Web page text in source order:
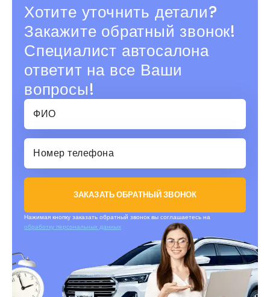
Хотите уточнить детали?
Закажите обратный звонок!
Специалист автосалона
ответит на все Ваши
вопросы!
ЗАКАЗАТЬ ОБРАТНЫЙ ЗВОНОК
Нажимая кнопку заказать обратный звонок вы соглашаетесь на
обработку персональных данных